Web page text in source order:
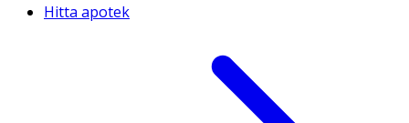
Hitta apotek